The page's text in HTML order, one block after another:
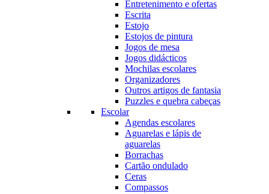
Entretenimento e ofertas
Escrita
Estojo
Estojos de pintura
Jogos de mesa
Jogos didácticos
Mochilas escolares
Organizadores
Outros artigos de fantasia
Puzzles e quebra cabeças
Escolar
Agendas escolares
Aguarelas e lápis de
aguarelas
Borrachas
Cartão ondulado
Ceras
Compassos